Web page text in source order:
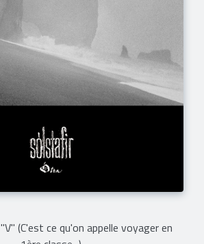
"V" (C'est ce qu'on appelle voyager en